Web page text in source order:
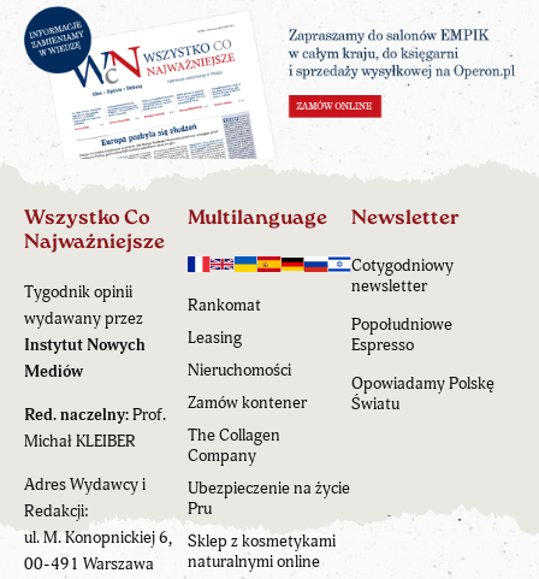
Wszystko Co
Najważniejsze
Tygodnik opinii
wydawany przez
Instytut Nowych
Mediów
Red. naczelny:Prof.
Michał KLEIBER
Adres Wydawcy i
Redakcji:
ul. M. Konopnickiej 6,
00-491 Warszawa
Multilanguage
Rankomat
Leasing
Nieruchomości
Zamów kontener
The Collagen
Company
Ubezpieczenie na życie
Pru
Sklep z kosmetykami
naturalnymi online
Newsletter
Cotygodniowy
newsletter
Popołudniowe
Espresso
Opowiadamy Polskę
Światu